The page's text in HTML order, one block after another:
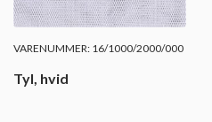
VARENUMMER: 16/1000/2000/000
Tyl, hvid